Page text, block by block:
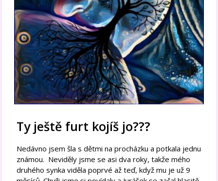
Ty ještě furt kojíš jo???
Nedávno jsem šla s dětmi na procházku a potkala jednu
známou. Neviděly jsme se asi dva roky, takže mého
druhého synka viděla poprvé až teď, když mu je už 9